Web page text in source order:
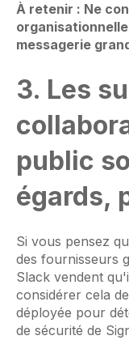
À retenir : Ne
messagerie
3. Les
public
égards,
Si vous pensez
des fournisseurs
Slack vendent
considérer cela
déployée pour
de sécurité de